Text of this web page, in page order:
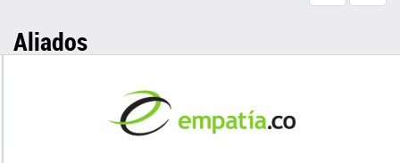
Aliados